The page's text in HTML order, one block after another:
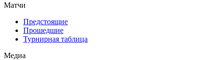
Матчи
Предстоящие
Прошедшие
Турнирная таблица
Медиа